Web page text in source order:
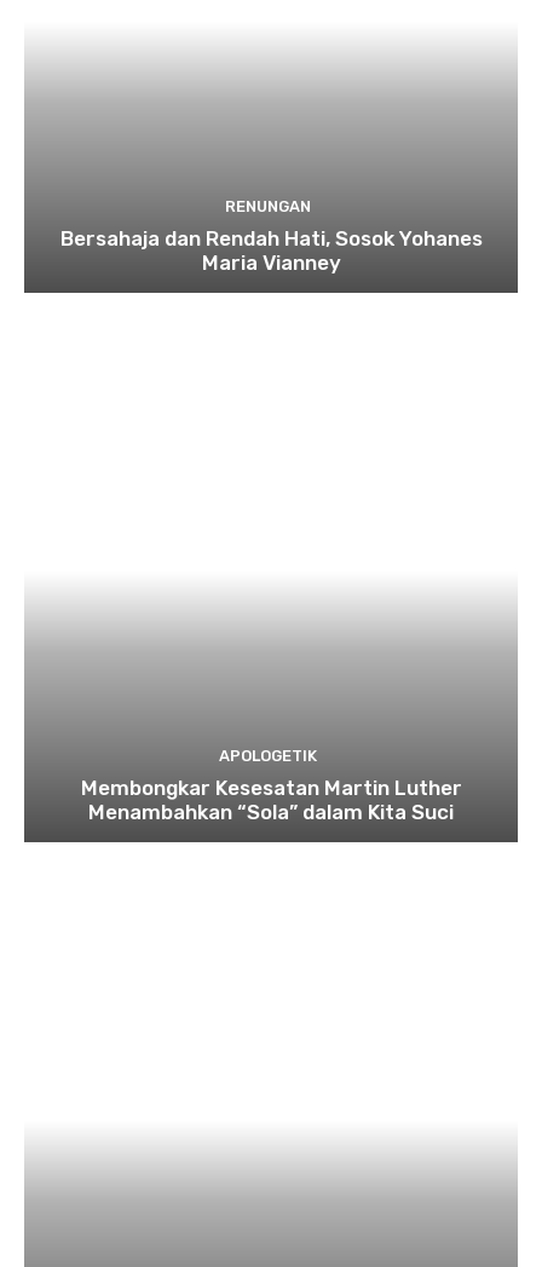
RENUNGAN
Bersahaja dan Rendah Hati, Sosok Yohanes
Maria Vianney
APOLOGETIK
Membongkar Kesesatan Martin Luther
Menambahkan “Sola” dalam Kita Suci